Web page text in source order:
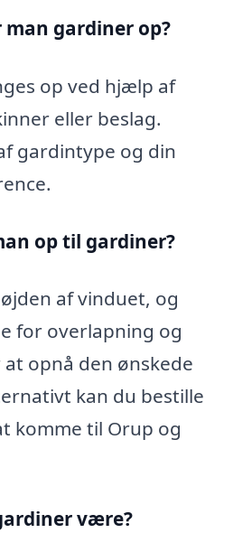
gardiner op?
op ved hjælp af
eller beslag.
gardintype og din
op til gardiner?
af vinduet, og
for overlapning og
opnå den ønskede
kan du bestille
komme til Orup og
være?